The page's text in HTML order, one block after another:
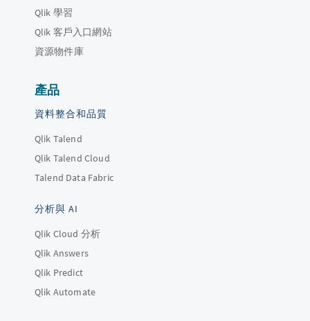
Qlik 學習
Qlik 客戶入口網站
資源物件庫
產品
資料整合和品質
Qlik Talend
Qlik Talend Cloud
Talend Data Fabric
分析與 AI
Qlik Cloud 分析
Qlik Answers
Qlik Predict
Qlik Automate